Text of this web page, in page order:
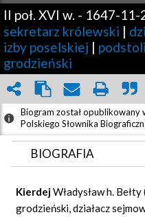
II poł. XVI w. - 1647-11-
sekretarz królewski |
izby poselskiej |
grodzieński
Biogram został
Polskiego Słownika
BIOGRAFIA
GRAF POWIĄZAŃ
KierdejWładysław h.
grodzieński, działacz